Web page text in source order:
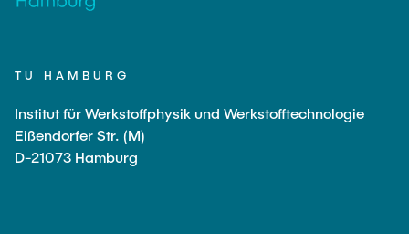
Teamassistentin
Alfort-Springer, Haide
Wissenschaftlich Mitarbeitende
TU HAMBURG
Institut für Werkstoffphysik und Werkstofftechnologie
Eißendorfer Str. (M)
D-21073 Hamburg